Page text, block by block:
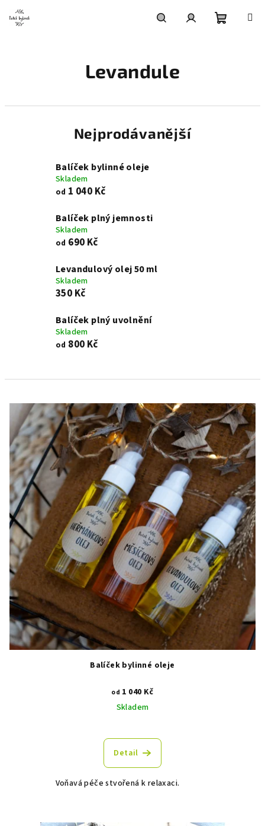
obsah
Levandule
Nejprodávanější
Balíček bylinné oleje
Skladem
od 1 040 Kč
Balíček plný jemnosti
Skladem
od 690 Kč
Levandulový olej 50 ml
Skladem
350 Kč
Balíček plný uvolnění
Skladem
od 800 Kč
V
ý
p
s
p
r
o
d
u
k
t
ů
Balíček bylinné oleje
od 1 040 Kč
Skladem
Detail
Voňavá péče stvořená k relaxaci.